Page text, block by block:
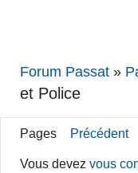
Forum Passat »
et Police
Pages Précédent
Vous devezvous